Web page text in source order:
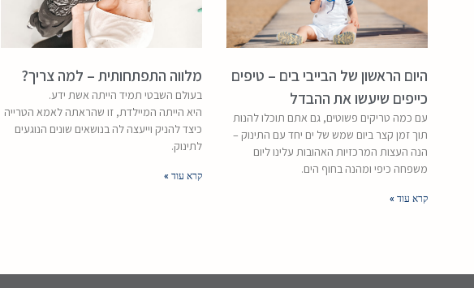
היום הראשון של הבייבי בים – טיפים
כייפים שיעשו את ההבדל
עם כמה טריקים פשוטים, גם אתם תוכלו להנות
תוך זמן קצר ביום שמש של ים יחד עם התינוק –
הנה העצות המרכזיות האהובות עלינו ליום
משפחה כיפי ומהנה בחוף הים.
קרא עוד »
מלווה התפתחותית – למה צריך?
בעולם השבטי תמיד הייתה אשת ידע.
היא הייתה המיילדת, זו שהראתה לאמא הטרייה
כיצד להניק וייעצה לה בנושאים שונים הנוגעים
לתינוק.
קרא עוד »